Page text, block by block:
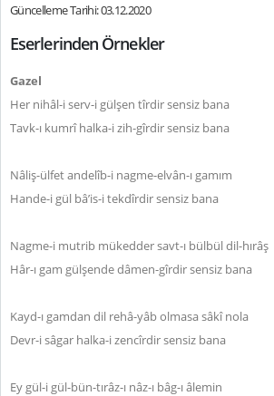
Güncelleme Tarihi: 03.12.2020
Eserlerinden Örnekler
Gazel
Her nihâl-i serv-i gülşen tîrdir sensiz bana
Tavk-ı kumrî halka-i zih-gîrdir sensiz bana
Nâliş-ülfet andelîb-i nagme-elvân-ı gamım
Hande-i gül bâ’is-i tekdîrdir sensiz bana
Nagme-i mutrib mükedder savt-ı bülbül dil-hırâş
Hâr-ı gam gülşende dâmen-gîrdir sensiz bana
Kayd-ı gamdan dil rehâ-yâb olmasa sâkî nola
Devr-i sâgar halka-i zencîrdir sensiz bana
Ey gül-i gül-bün-tırâz-ı nâz-ı bâg-ı âlemin